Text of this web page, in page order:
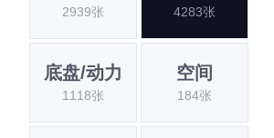
2939张 4283张
底盘/动力
1118张
空间
184张